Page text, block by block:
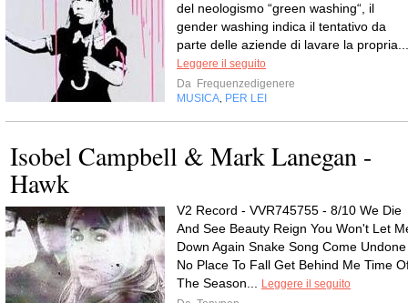
del neologismo “green washing“, il
gender washing indica il tentativo da
parte delle aziende di lavare la propria...
Leggere il seguito
Da Frequenzedigenere
MUSICA PER LEI
Isobel Campbell & Mark Lanegan -
Hawk
V2 Record - VVR745755 - 8/10 We Die
And See Beauty Reign You Won't Let
Down Again Snake Song Come Undone
No Place To Fall Get Behind Me Time
The Season...
Leggere il seguito